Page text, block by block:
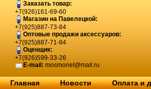
Заказать товар:
+7(926)161-69-60
Магазин на Павелецкой:
+7(925)887-73-84
Оптовые продажи аксессуаров:
+7(925)887-71-84
Оценщик:
+7(926)599-33-26
E-mail: mosmonet@mail.ru
Главная Новости Оплата и